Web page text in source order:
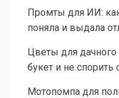
Промты для ИИ:
поняла и выдала
Цветы для дачного
букет и не спорить
Мотопомпа для